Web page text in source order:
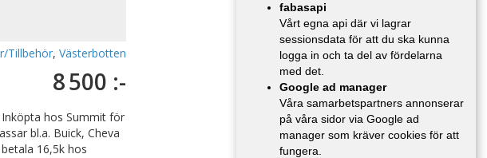
Tillbehör, Västerbotten
8 500 :-
hos Summit för
bl.a. Buick, Cheva
16,5k hos
fabasapi
Vårt egna api där vi lagrar
sessionsdata för att du ska kunna
logga in och ta del av fördelarna
med det.
Google ad manager
Våra samarbetspartners annonserar
på våra sidor via Google ad
manager som kräver cookies för att
fungera.